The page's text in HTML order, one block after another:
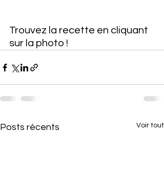
Trouvez la recette en cliquant
sur la photo !
Posts récents Voir tout